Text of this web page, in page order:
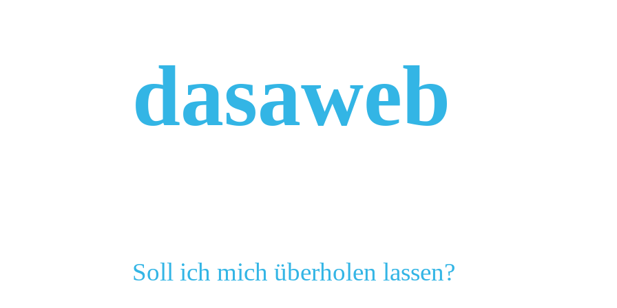
dasaweb
Soll ich mich überholen lassen?